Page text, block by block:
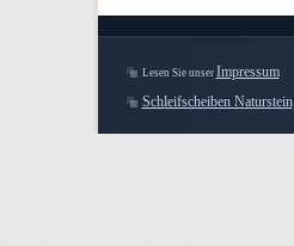
Lesen Sie unser Impressum
Schleifscheiben Naturstein